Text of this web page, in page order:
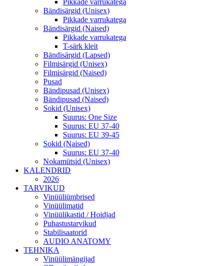
Pikkade varrukatega
Bändisärgid (Unisex)
Pikkade varrukatega
Bändisärgid (Naised)
Pikkade varrukatega
T-särk kleit
Bändisärgid (Lapsed)
Filmisärgid (Unisex)
Filmisärgid (Naised)
Pusad
Bändipusad (Unisex)
Bändipusad (Naised)
Sokid (Unisex)
Suurus: One Size
Suurus: EU 37-40
Suurus: EU 39-45
Sokid (Naised)
Suurus: EU 37-40
Nokamütsid (Unisex)
KALENDRID
2026
TARVIKUD
Vinüüliümbrised
Vinüülimatid
Vinüülikastid / Hoidjad
Puhastustarvikud
Stabilisaatorid
AUDIO ANATOMY
TEHNIKA
Vinüülimängijad